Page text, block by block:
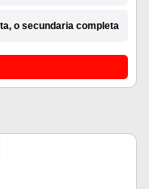
o secundaria completa